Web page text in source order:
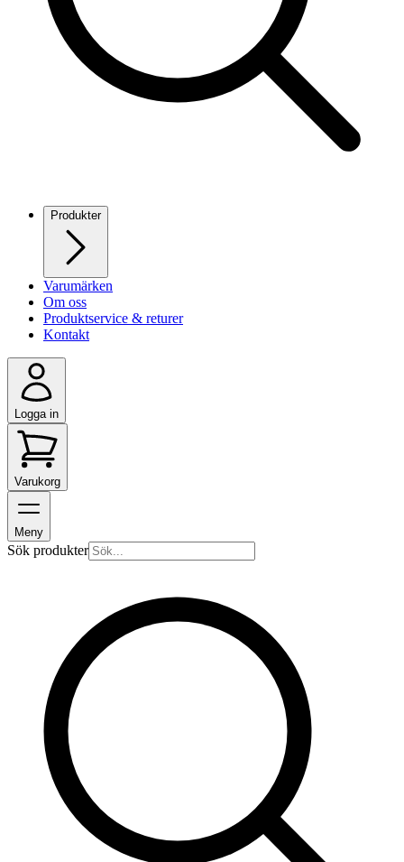
Produkter
Varumärken
Om oss
Produktservice & returer
Kontakt
Logga in
Varukorg
Meny
Sök produkter